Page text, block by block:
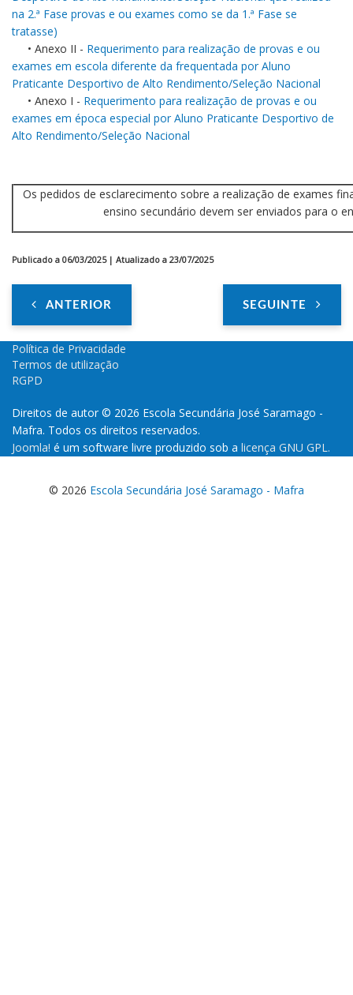
na 2.ª Fase provas e ou exames como se da 1.ª Fase se
tratasse)
• Anexo II - Requerimento para realização de provas e ou
exames em escola diferente da frequentada por Aluno
Praticante Desportivo de Alto Rendimento/Seleção Nacional
• Anexo I - Requerimento para realização de provas e ou
exames em época especial por Aluno Praticante Desportivo de
Alto Rendimento/Seleção Nacional
Os pedidos de esclarecimento sobre a realização de exames
ensino secundário devem ser enviados para o
Publicado a 06/03/2025 | Atualizado a 23/07/2025
ANTERIOR SEGUINTE
Política de Privacidade
Termos de utilização
RGPD
Direitos de autor © 2026 Escola Secundária José Saramago -
Mafra. Todos os direitos reservados.
Joomla! é um software livre produzido sob a licença GNU GPL.
© 2026 Escola Secundária José Saramago - Mafra